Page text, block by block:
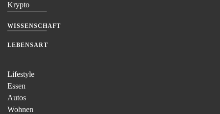
Krypto
WISSENSCHAFT
LEBENSART
Lifestyle
Essen
Autos
Wohnen